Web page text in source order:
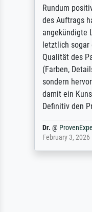
Rundum
des Auftrags
angekündigte
letztlich sogar
Qualität des
(Farben,
sondern
damit ein
Definitiv den
Dr. @
February 3, 2026